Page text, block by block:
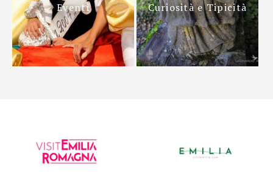
Eventi Curiosità e Tipicità